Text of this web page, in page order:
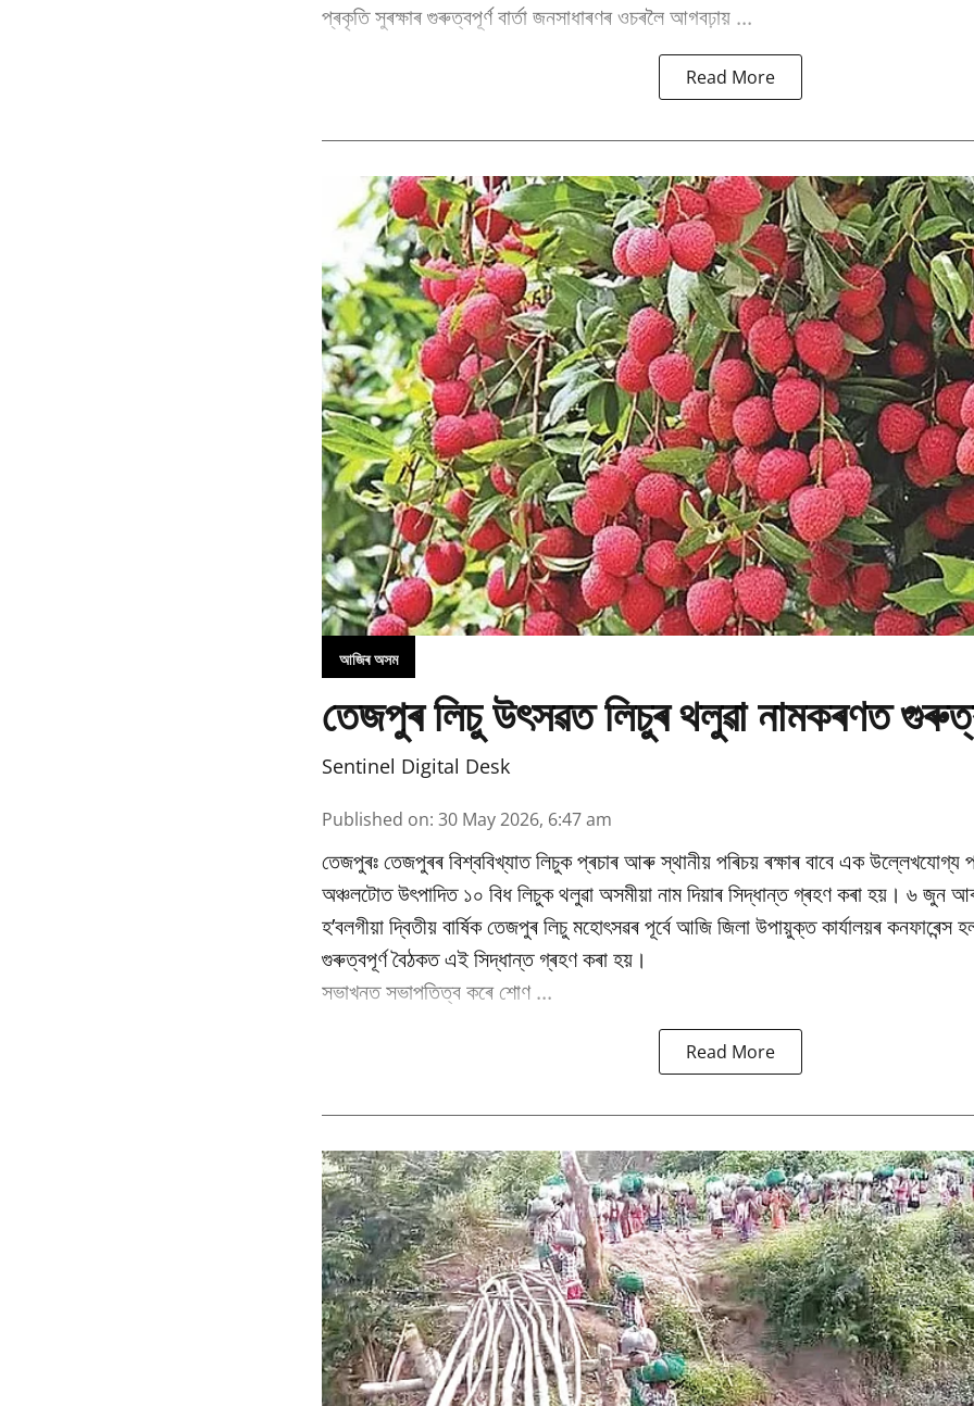
প্ৰকৃতি সুৰক্ষাৰ গুৰুত্বপূৰ্ণ বাৰ্তা জনসাধাৰণৰ ওচৰলৈ আগবঢ়ায় ...
Read More
আজিৰ অসম
তেজপুৰ লিচু উৎসৱত লিচুৰ থলুৱা নামকৰণত
Sentinel Digital Desk
Published on: 30 May 2026, 6:47 am
তেজপুৰঃ তেজপুৰৰ বিশ্ববিখ্যাত লিচুক প্ৰচাৰ আৰু স্থানীয় পৰিচয় ৰক্ষাৰ বাবে এক উল্লেখযোগ্য
অঞ্চলটোত উৎপাদিত ১০ বিধ লিচুক থলুৱা অসমীয়া নাম দিয়াৰ সিদ্ধান্ত গ্ৰহণ কৰা হয়। ৬ জুন
হ’বলগীয়া দ্বিতীয় বাৰ্ষিক তেজপুৰ লিচু মহোৎসৱৰ পূৰ্বে আজি জিলা উপায়ুক্ত কাৰ্যালয়ৰ
গুৰুত্বপূৰ্ণ বৈঠকত এই সিদ্ধান্ত গ্ৰহণ কৰা হয়।
সভাখনত সভাপতিত্ব কৰে শোণ ...
Read More